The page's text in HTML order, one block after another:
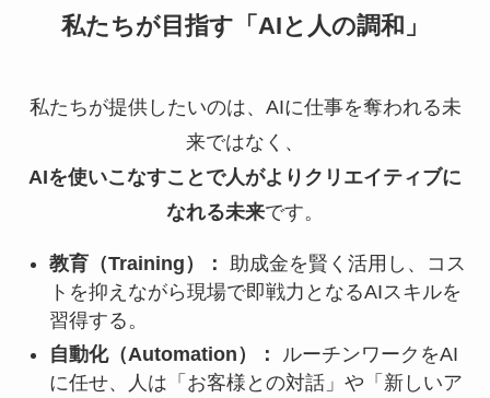
私たちが目指す「AIと人の調和」
私たちが提供したいのは、AIに仕事を奪われる未
来ではなく、
AIを使いこなすことで人がよりクリエイティブに
なれる未来です。
教育（Training）： 助成金を賢く活用し、コス
トを抑えながら現場で即戦力となるAIスキルを
習得する。
自動化（Automation）：
ルーチンワークをAI
に任せ、人は「お客様との対話」や「新しいア